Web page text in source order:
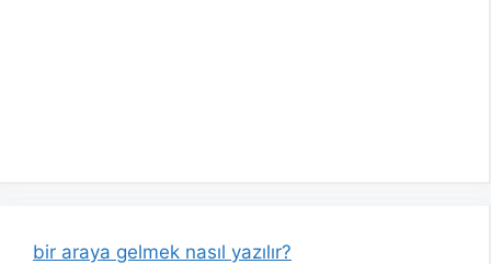
bir araya gelmek nasıl yazılır?